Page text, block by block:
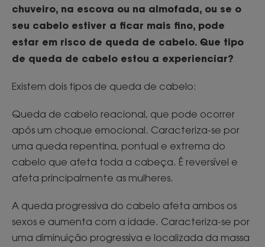
chuveiro, na escova ou na almofada, ou se o
seu cabelo estiver a ficar mais fino, pode
estar em risco de queda de cabelo. Que tipo
de queda de cabelo estou a experienciar?
Existem dois tipos de queda de cabelo:
Queda de cabelo reacional, que pode ocorrer
após um choque emocional. Caracteriza-se por
uma queda repentina, pontual e extrema do
cabelo que afeta toda a cabeça. É reversível e
afeta principalmente as mulheres.
A queda progressiva do cabelo afeta ambos os
sexos e aumenta com a idade. Caracteriza-se por
uma diminuição progressiva e localizada da massa